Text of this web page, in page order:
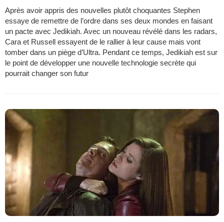
Après avoir appris des nouvelles plutôt choquantes Stephen
essaye de remettre de l’ordre dans ses deux mondes en faisant
un pacte avec Jedikiah. Avec un nouveau révélé dans les radars,
Cara et Russell essayent de le rallier à leur cause mais vont
tomber dans un piège d’Ultra. Pendant ce temps, Jedikiah est sur
le point de développer une nouvelle technologie secrète qui
pourrait changer son futur